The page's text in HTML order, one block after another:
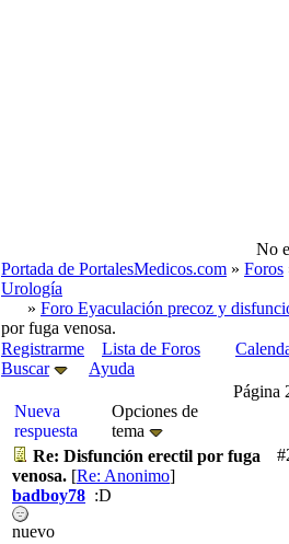
No
Portada de PortalesMedicos.com » Foros
Urología
» Foro Eyaculación precoz y
por fuga venosa.
Registrarme
Lista de Foros
Buscar
Ayuda
Página
Nueva
respuesta
Opciones de
tema
Re: Disfunción erectil por fuga
venosa. [Re: Anonimo]
badboy78
nuevo
:D